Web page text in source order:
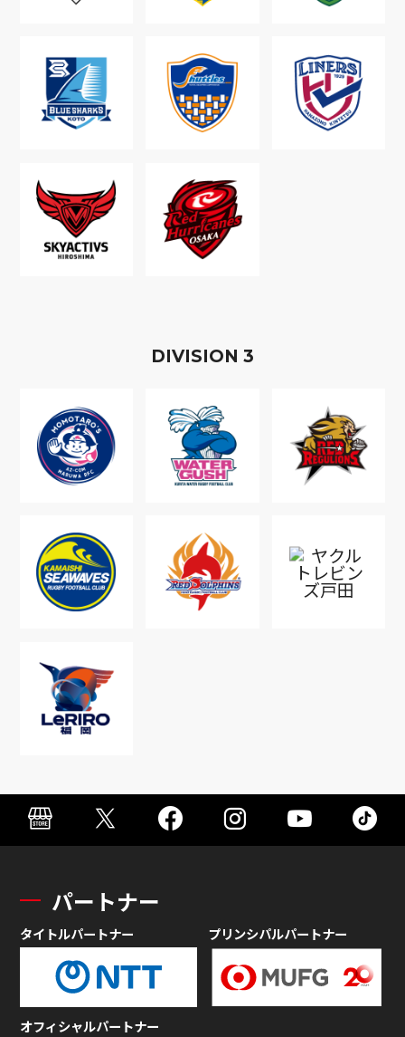
DIVISION 3
パートナー
タイトルパートナー プリンシパルパートナー
オフィシャルパートナー